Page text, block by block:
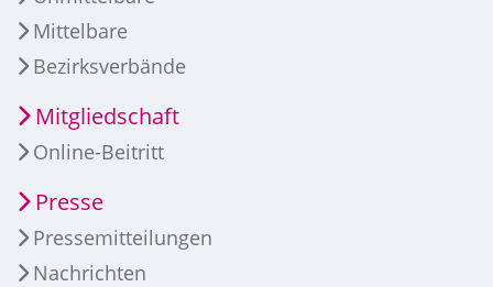
Mittelbare
Bezirksverbände
Mitgliedschaft
Online-Beitritt
Presse
Pressemitteilungen
Nachrichten